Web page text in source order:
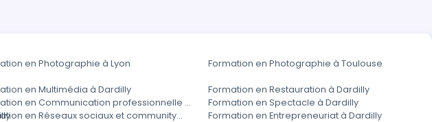
en Photographie à Lyon
Formation en Photographie à Toulouse
en Multimédia à Dardilly
Formation en Restauration à Dardilly
en Communication professionnelle à
Formation en Spectacle à Dardilly
en Réseaux sociaux et community
Formation en Entrepreneuriat à Dardilly